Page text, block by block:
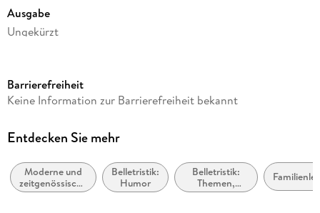
Ausgabe
Ungekürzt
Laufzeit
Reihe
Autor/Autorin
Petra Schier
Barrierefreiheit
Keine Information zur Barrierefreiheit bekannt
Entdecken Sie mehr
Moderne und
zeitgenössische
Liebesromane
Belletristik:
Humor
Belletristik:
Themen,
Stoffe, Motive: